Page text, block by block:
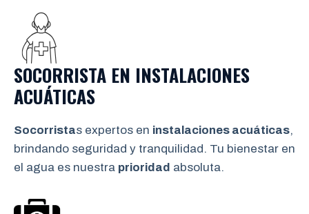
SOCORRISTA EN INSTALACIONES
ACUÁTICAS
Socorristas expertos en instalaciones acuáticas,
brindando seguridad y tranquilidad. Tu bienestar en
el agua es nuestra prioridad absoluta.